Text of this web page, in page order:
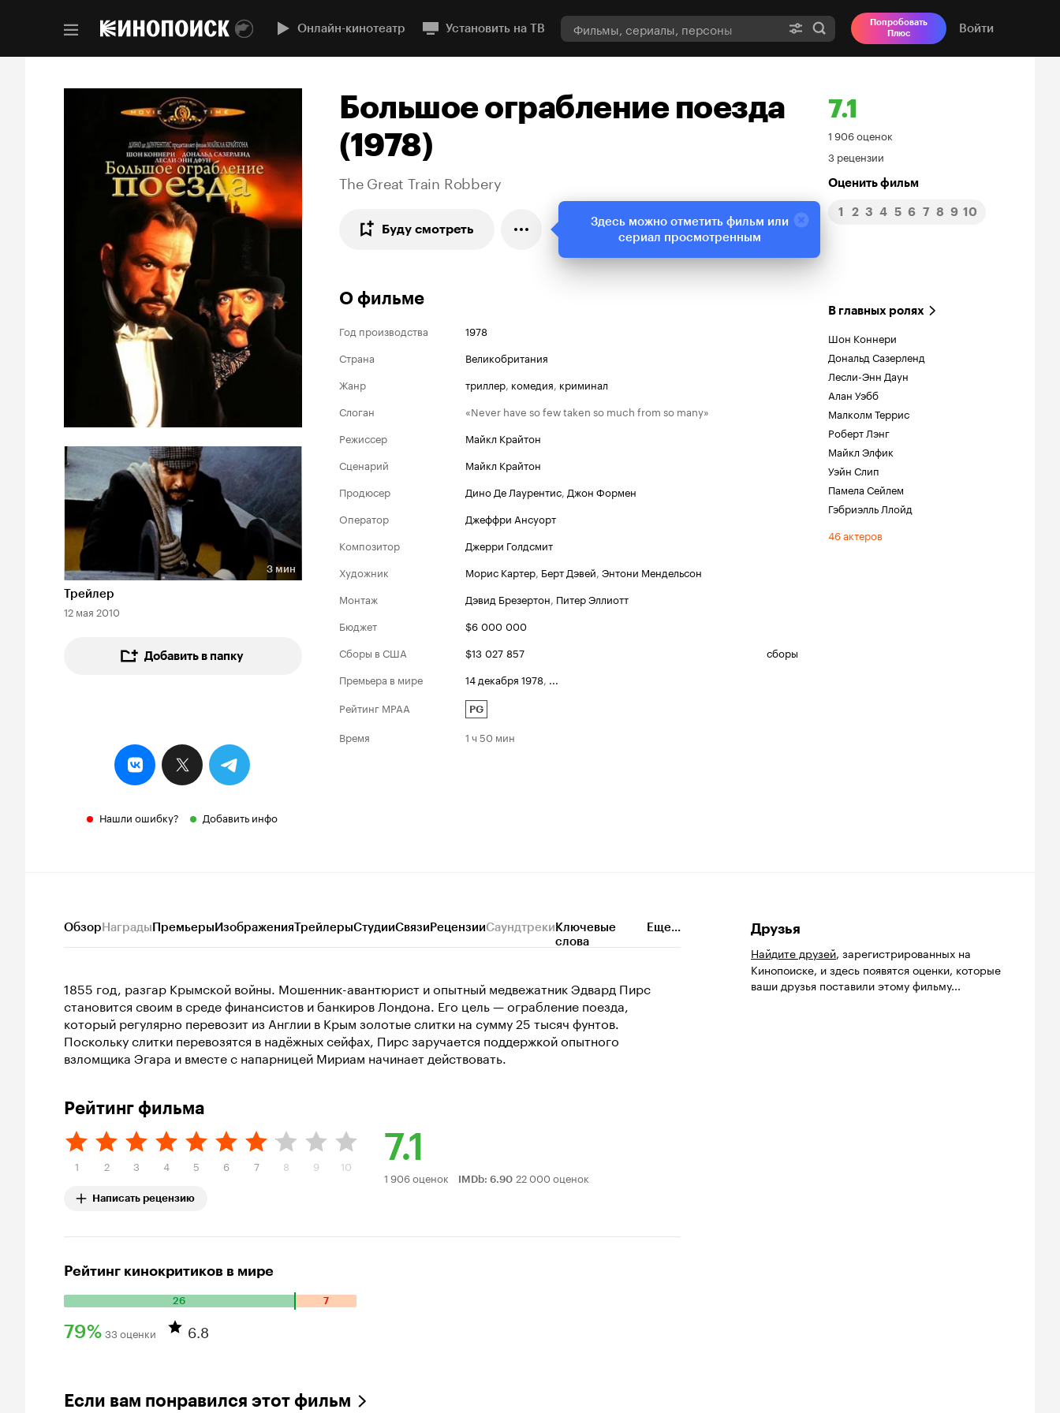
Онлайн-кинотеатр Установить на ТВ
Попробовать
Плюс
Войти
Длительность 3 мин
3 мин
Трейлер
12 мая 2010
Добавить в папку
Нашли ошибку? Добавить инфо
Большое ограбление поезда
(1978)
The Great Train Robbery
Буду смотреть
7.1
Рейтинг
Кинопоиска
7.1
1 906 оценок
3 рецензии
Оценить фильм
1 2 3 4 5 6 7 8 9 10
О фильме
Год производства
1978
Страна
Великобритания
Жанр
триллер, комедия, криминал
Слоган
«Never have so few taken so much from so many»
Режиссер
Майкл Крайтон
Сценарий
Майкл Крайтон
Продюсер
Дино Де Лаурентис, Джон Формен
Оператор
Джеффри Ансуорт
Композитор
Джерри Голдсмит
Художник
Морис Картер, Берт Дэвей, Энтони Мендельсон
Монтаж
Дэвид Брезертон, Питер Эллиотт
Бюджет
$6 000 000
Сборы в США
$13 027 857
сборы
Премьера в мире
14 декабря 1978, ...
Рейтинг MPAA
PG
Время 1 ч 50 мин
В главных ролях
Шон Коннери
Дональд Сазерленд
Лесли-Энн Даун
Алан Уэбб
Малколм Террис
Роберт Лэнг
Майкл Элфик
Уэйн Слип
Памела Сейлем
Гэбриэлль Ллойд
46 актеров
ОбзорНаградыПремьерыИзображенияТрейлерыСтудииСвязиРецензииСаундтрекиКлючевые
слова
Еще...
1855 год, разгар Крымской войны. Мошенник-авантюрист и опытный медвежатник Эдвард Пирс
становится своим в среде финансистов и банкиров Лондона. Его цель — ограбление поезда,
который регулярно перевозит из Англии в Крым золотые слитки на сумму 25 тысяч фунтов.
Поскольку слитки перевозятся в надёжных сейфах, Пирс заручается поддержкой опытного
взломщика Эгара и вместе с напарницей Мириам начинает действовать.
Рейтинг фильма
1 2 3 4 5 6 7 8 9 10
Написать рецензию
7.1
Рейтинг
1 906 оценок IMDb: 6.90 22 000 оценок
Рейтинг кинокритиков в мире
26 7
Количество положительных оценок: 26. Количество отрицательных оценок: 7.
79% 33 оценки 6.8
Если вам понравился этот фильм
Друзья
Найдите друзей, зарегистрированных на
Кинопоиске, и здесь появятся оценки, которые
ваши друзья поставили этому фильму...
Здесь можно отметить фильм или
сериал просмотренным